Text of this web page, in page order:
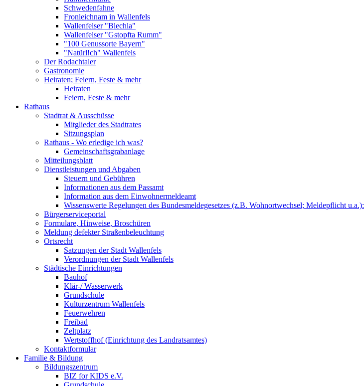
Schwedenfahne
Fronleichnam in Wallenfels
Wallenfelser "Blechla"
Wallenfelser "Gstopfta Rumm"
"100 Genussorte Bayern"
"Natürl!ch" Wallenfels
Der Rodachtaler
Gastronomie
Heiraten; Feiern, Feste & mehr
Heiraten
Feiern, Feste & mehr
Rathaus
Stadtrat & Ausschüsse
Mitglieder des Stadtrates
Sitzungsplan
Rathaus - Wo erledige ich was?
Gemeinschaftsgrabanlage
Mitteilungsblatt
Dienstleistungen und Abgaben
Steuern und Gebühren
Informationen aus dem Passamt
Information aus dem Einwohnermeldeamt
Wissenswerte Regelungen des Bundesmeldegesetzes (z.B. Wohnortwechsel; Meldepflicht u.a.):
Bürgerserviceportal
Formulare, Hinweise, Broschüren
Meldung defekter Straßenbeleuchtung
Ortsrecht
Satzungen der Stadt Wallenfels
Verordnungen der Stadt Wallenfels
Städtische Einrichtungen
Bauhof
Klär-/ Wasserwerk
Grundschule
Kulturzentrum Wallenfels
Feuerwehren
Freibad
Zeltplatz
Wertstoffhof (Einrichtung des Landratsamtes)
Kontaktformular
Familie & Bildung
Bildungszentrum
BIZ for KIDS e.V.